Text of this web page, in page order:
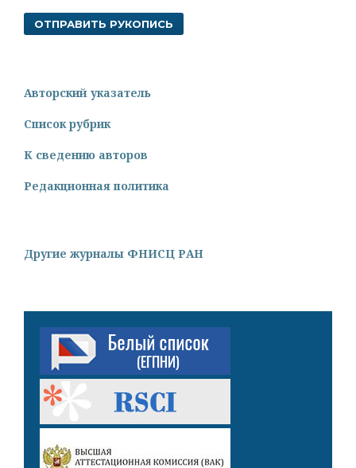
ОТПРАВИТЬ РУКОПИСЬ
Авторский указатель
Список рубрик
К сведению авторов
Редакционная политика
Другие журналы ФНИСЦ РАН